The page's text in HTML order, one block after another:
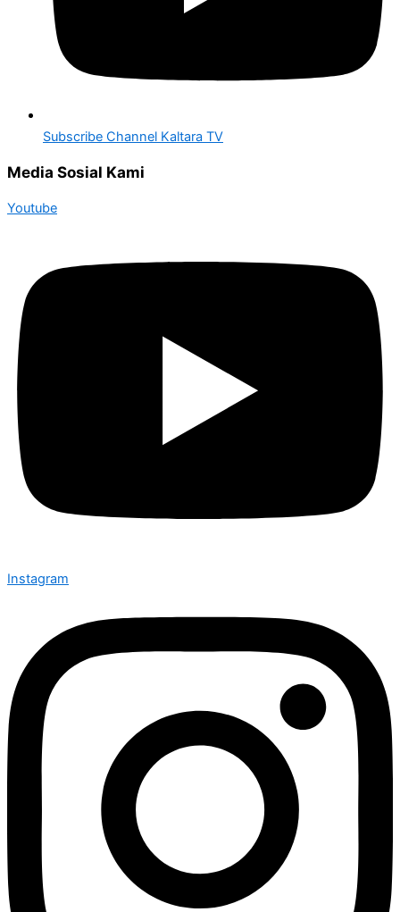
Subscribe Channel Kaltara TV
Media Sosial Kami
Youtube
Instagram